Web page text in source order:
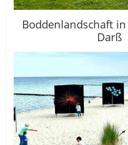
Boddenlandschaft
Darß